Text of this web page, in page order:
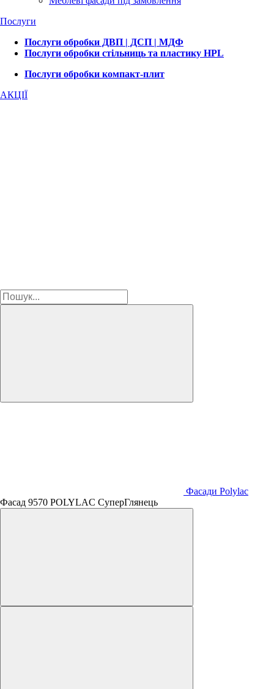
Послуги
Послуги обробки ДВП | ДСП | МДФ
Послуги обробки стільниць та пластику HPL
Послуги обробки компакт-плит
АКЦІЇ
Фасади Polylac
Фасад 9570 POLYLAC СуперГлянець